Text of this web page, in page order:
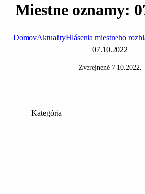
Miestne oznamy:
DomovAktualityHlásenia miestneho
07.10.2022
Zverejnené 7.10.2022.
Kategória